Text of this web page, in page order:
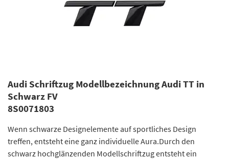
Audi Schriftzug Modellbezeichnung Audi TT in
Schwarz FV
8S0071803
Wenn schwarze Designelemente auf sportliches Design
treffen, entsteht eine ganz individuelle Aura.Durch den
schwarz hochglänzenden Modellschriftzug entsteht ein